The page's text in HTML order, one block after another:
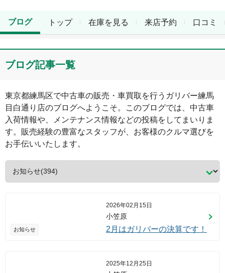
トップ 在庫を見る 来店予約 口コミ
ブログ
ブログ記事一覧
東京都練馬区で中古車の販売・車買取を行う ガリバー練馬
目白通り店のブログへようこそ。このブログでは、中古車
入荷情報や、メンテナンス情報などの投稿をしてまいりま
す。販売経験の豊富なスタッフが、お客様のクルマ選びを
お手伝いいたします。
お知らせ
2026年02月15日
小笠原
2月はガリバーの決算です！
2025年12月25日